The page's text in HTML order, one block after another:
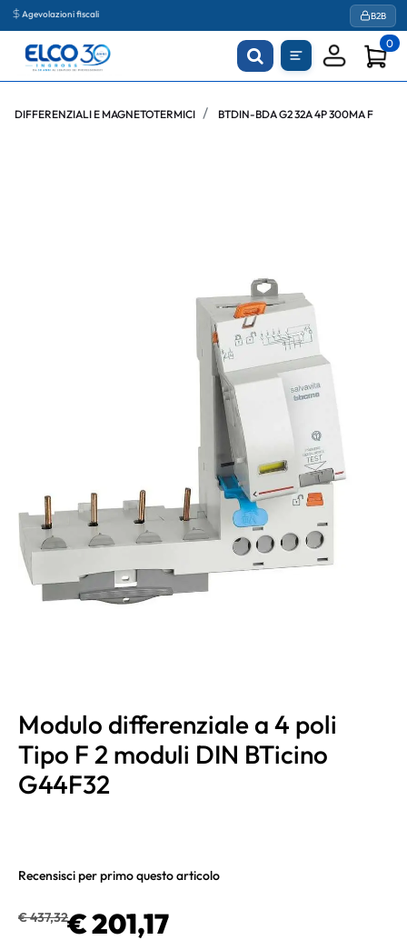
Agevolazioni fiscali B2B
0
DIFFERENZIALI E MAGNETOTERMICI BTDIN-BDA G2 32A 4P 300MA F
Modulo differenziale a 4 poli
Tipo F 2 moduli DIN BTicino
G44F32
Recensisci per primo questo articolo
€ 437,32€ 201,17